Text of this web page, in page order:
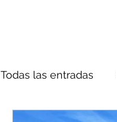
Todas las entradas